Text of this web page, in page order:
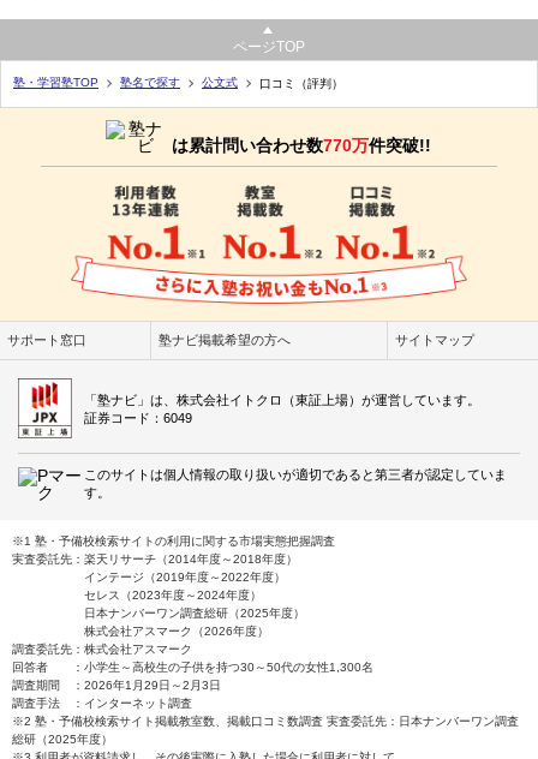
ページTOP
塾・学習塾TOP 塾名で探す 公文式 口コミ（評判）
は累計問い合わせ数770万件突破!!
サポート窓口 塾ナビ掲載希望の方へ サイトマップ
「塾ナビ」は、株式会社イトクロ（東証上場）が運営しています。
証券コード：6049
このサイトは個人情報の取り扱いが適切であると第三者が認定していま
す。
※1 塾・予備校検索サイトの利用に関する市場実態把握調査
実査委託先：楽天リサーチ（2014年度～2018年度）
インテージ（2019年度～2022年度）
セレス（2023年度～2024年度）
日本ナンバーワン調査総研（2025年度）
株式会社アスマーク（2026年度）
調査委託先：株式会社アスマーク
回答者 ：小学生～高校生の子供を持つ30～50代の女性1,300名
調査期間 ：2026年1月29日～2月3日
調査手法 ：インターネット調査
※2 塾・予備校検索サイト掲載教室数、掲載口コミ数調査 実査委託先：日本ナンバーワン調査
総研（2025年度）